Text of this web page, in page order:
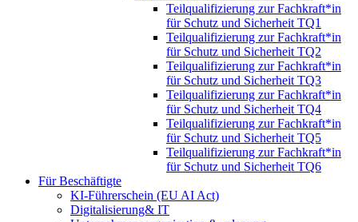
Teilqualifizierung zur Fachkraft*in
für Schutz und Sicherheit TQ1
Teilqualifizierung zur Fachkraft*in
für Schutz und Sicherheit TQ2
Teilqualifizierung zur Fachkraft*in
für Schutz und Sicherheit TQ3
Teilqualifizierung zur Fachkraft*in
für Schutz und Sicherheit TQ4
Teilqualifizierung zur Fachkraft*in
für Schutz und Sicherheit TQ5
Teilqualifizierung zur Fachkraft*in
für Schutz und Sicherheit TQ6
Für Beschäftigte
KI-Führerschein (EU AI Act)
Digitalisierung& IT